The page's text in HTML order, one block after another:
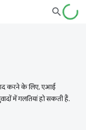
करने के लिए, एआई
में गलतियां हो सकती हैं.